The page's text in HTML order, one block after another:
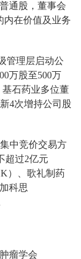
通股，董事会
内在价值及业务
管理层启动公
万股至500万
基石药业多位董
4次增持公司股
中竞价交易方
超过2亿元
）、歌礼制药
科思
瘤学会